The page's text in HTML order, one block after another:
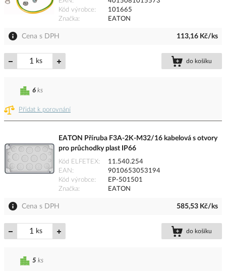
Kód výrobce
101665
Značka
EATON
Cena s DPH 113,16 Kč/ks
ks do košíku
Přidat k porovnání
6 ks
EATON Příruba F3A-2K-M32/16 kabelová s otvory
pro průchodky plast IP66
Kód ELFETEX
11.540.254
EAN
9010653053194
Kód výrobce
EP-501501
Značka
EATON
Cena s DPH 585,53 Kč/ks
ks do košíku
5 ks